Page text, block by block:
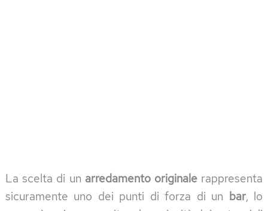
La scelta di un arredamento originalerappresenta
sicuramente uno dei punti di forza di un bar, lo